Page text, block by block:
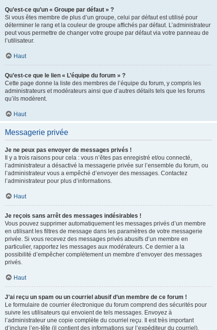
Qu’est-ce qu’un « Groupe par défaut » ?
Si vous êtes membre de plus d’un groupe, celui par défaut est utilisé pour
déterminer le rang et la couleur de groupe affichés par défaut. L’administrateur
peut vous permettre de changer votre groupe par défaut via votre panneau de
l’utilisateur.
Haut
Qu’est-ce que le lien « L’équipe du forum » ?
Cette page donne la liste des membres de l’équipe du forum, y compris les
administrateurs et modérateurs ainsi que d’autres détails tels que les forums
qu’ils modèrent.
Haut
Messagerie privée
Je ne peux pas envoyer de messages privés !
Il y a trois raisons pour cela : vous n’êtes pas enregistré et/ou connecté,
l’administrateur a désactivé la messagerie privée sur l’ensemble du forum, ou
l’administrateur vous a empêché d’envoyer des messages. Contactez
l’administrateur pour plus d’informations.
Haut
Je reçois sans arrêt des messages indésirables !
Vous pouvez supprimer automatiquement les messages privés d’un membre
en utilisant les filtres de message dans les paramètres de votre messagerie
privée. Si vous recevez des messages privés abusifs d’un membre en
particulier, rapportez les messages aux modérateurs. Ce dernier a la
possibilité d’empêcher complètement un membre d’envoyer des messages
privés.
Haut
J’ai reçu un spam ou un courriel abusif d’un membre de ce forum !
Le formulaire de courrier électronique du forum comprend des sécurités pour
suivre les utilisateurs qui envoient de tels messages. Envoyez à
l’administrateur une copie complète du courriel reçu. Il est très important
d’inclure l’en-tête (il contient des informations sur l’expéditeur du courriel).